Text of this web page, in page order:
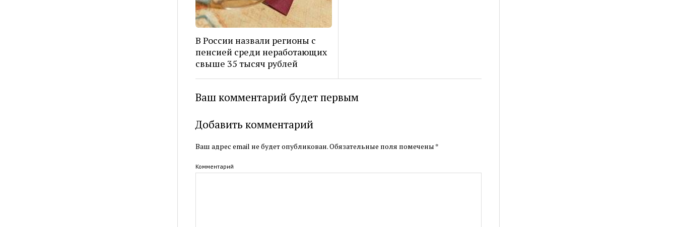
В России назвали регионы с
пенсией среди неработающих
свыше 35 тысяч рублей
Ваш комментарий будет первым
Добавить комментарий
Ваш адрес email не будет опубликован.Обязательные поля помечены *
Комментарий